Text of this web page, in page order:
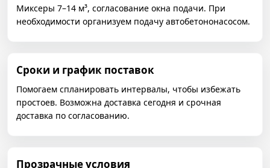
Миксеры 7–14 м³, согласование окна подачи. При
необходимости организуем подачу автобетононасосом.
Сроки и график поставок
Помогаем спланировать интервалы, чтобы избежать
простоев. Возможна доставка сегодня и срочная
доставка по согласованию.
Прозрачные условия